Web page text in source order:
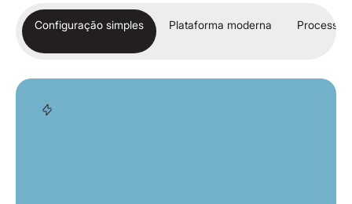
Configuração simples Plataforma moderna Processo